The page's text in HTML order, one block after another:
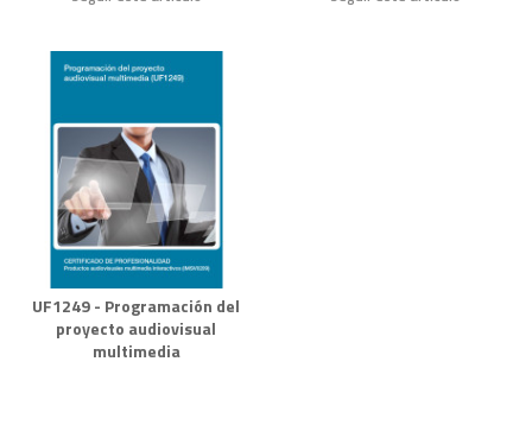
UF1249 - Programación del
proyecto audiovisual
multimedia